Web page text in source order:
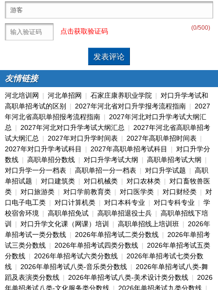
(0/500)
点击获取验证码
友情链接
河北培训网 | 河北单招网 | 石家庄康养职业学院 | 对口升学考试和
高职单招考试的区别
| 2027年河北省对口升学报考流程指南 | 2027
年河北省高职单招报考流程指南 | 2027年河北对口升学考试大纲汇
总 | 2027年河北对口升学考试大纲汇总 | 2027年河北省高职单招考
试大纲汇总 | 2027年对口升学时间表 | 2027年高职单招时间表 |
2027年对口升学考试科目
| 2027年高职单招考试科目 | 对口升学分
数线 | 高职单招分数线 | 对口升学考试大纲 | 高职单招考试大纲 |
对口升学一分一档表 | 高职单招一分一档表 | 对口升学试题 | 高职
单招试题 | 对口建筑类 | 对口机械类 | 对口农林类 | 对口畜牧兽医
类 | 对口旅游类 | 对口学前教育类 | 对口医学类 | 对口财经类 | 对
口电子电工类 | 对口计算机类 | 对口本科专业 | 对口专科专业 | 学
校宿舍环境 | 高职单招免试 | 高职单招退役士兵 | 高职单招线下培
训
| 对口升学文化课（网课）培训 | 高职单招线上培训班 | 2026年
单招考试一类分数线 | 2026年单招考试二类分数线 | 2026年单招考
试三类分数线 | 2026年单招考试四类分数线 | 2026年单招考试五类
分数线 | 2026年单招考试六类分数线 | 2026年单招考试七类分数
线 | 2026年单招考试八类-音乐类分数线 | 2026年单招考试八类-舞
蹈及表演类分数线 | 2026年单招考试八类-美术设计类分数线 | 2026
年单招考试八类-文化服务类分数线 | 2026年单招考试九类分数线 |